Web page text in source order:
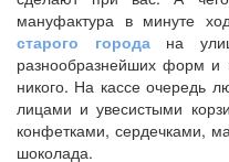
мануфактура в минуте
старого городана
разнообразнейших форм и
никого. На кассе очередь
лицами и увесистыми
конфетками, сердечками,
шоколада.